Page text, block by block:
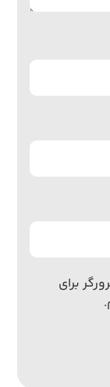
برای